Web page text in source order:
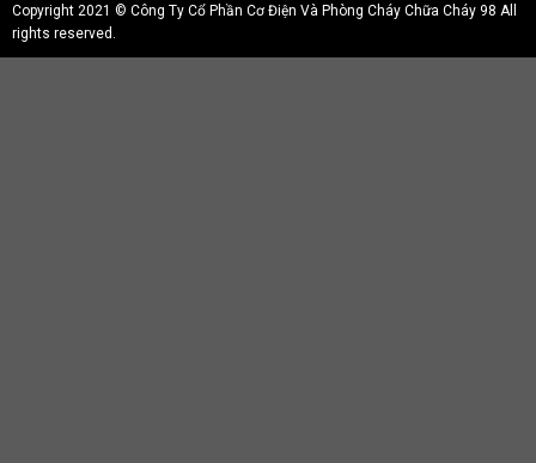
Copyright 2021 © Công Ty Cổ Phần Cơ Điện Và Phòng Cháy Chữa Cháy 98 All
rights reserved.